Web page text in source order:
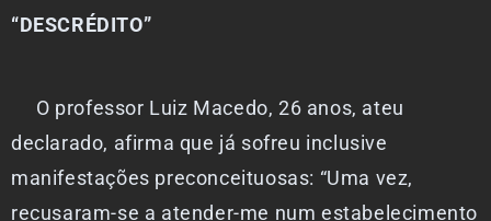
“DESCRÉDITO”
O professor Luiz Macedo, 26 anos, ateu
declarado, afirma que já sofreu inclusive
manifestações preconceituosas: “Uma vez,
recusaram-se a atender-me num estabelecimento